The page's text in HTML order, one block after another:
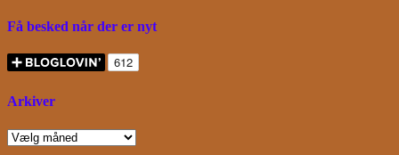
Få besked når der er nyt
Arkiver
Arkiver